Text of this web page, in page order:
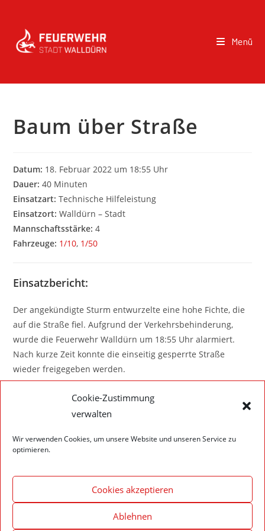
Cookie-Zustimmung
verwalten
Wir verwenden Cookies, um unsere Website und unseren Service zu
optimieren.
Cookies akzeptieren
Ablehnen
Menü
Baum über Straße
Datum: 18. Februar 2022 um 18:55 Uhr
Dauer: 40 Minuten
Einsatzart: Technische Hilfeleistung
Einsatzort: Walldürn – Stadt
Mannschaftsstärke: 4
Fahrzeuge: 1/10, 1/50
Einsatzbericht:
Der angekündigte Sturm entwurzelte eine hohe Fichte, die
auf die Straße fiel. Aufgrund der Verkehrsbehinderung,
wurde die Feuerwehr Walldürn um 18:55 Uhr alarmiert.
Nach kurze Zeit konnte die einseitig gesperrte Straße
wieder freigegeben werden.